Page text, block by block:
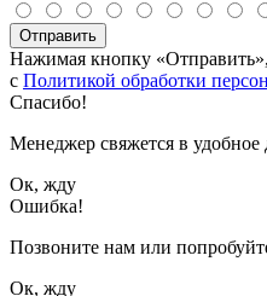
Отправить
Нажимая кнопку
с Политикой обработки
Спасибо!
Менеджер свяжется в удобное
Ок, жду
Ошибка!
Позвоните нам или
Ок, жду